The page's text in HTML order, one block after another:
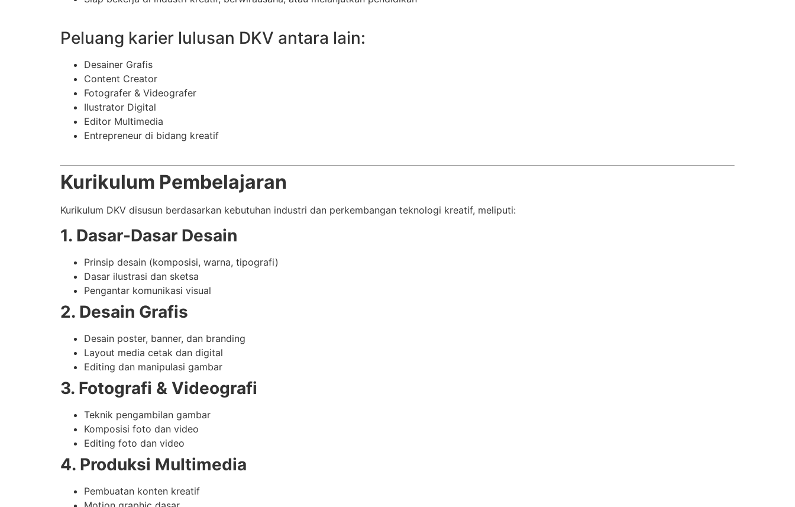
Peluang karier lulusan DKV antara lain:
Desainer Grafis
Content Creator
Fotografer & Videografer
Ilustrator Digital
Editor Multimedia
Entrepreneur di bidang kreatif
Kurikulum Pembelajaran
Kurikulum DKV disusun berdasarkan kebutuhan industri dan perkembangan teknologi kreatif, meliputi:
1. Dasar-Dasar Desain
Prinsip desain (komposisi, warna, tipografi)
Dasar ilustrasi dan sketsa
Pengantar komunikasi visual
2. Desain Grafis
Desain poster, banner, dan branding
Layout media cetak dan digital
Editing dan manipulasi gambar
3. Fotografi & Videografi
Teknik pengambilan gambar
Komposisi foto dan video
Editing foto dan video
4. Produksi Multimedia
Pembuatan konten kreatif